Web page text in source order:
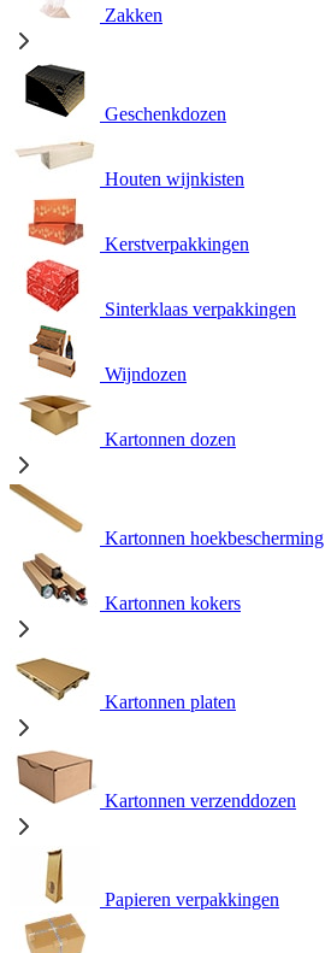
Zakken
Geschenkdozen
Houten wijnkisten
Kerstverpakkingen
Sinterklaas verpakkingen
Wijndozen
Kartonnen dozen
Kartonnen hoekbescherming
Kartonnen kokers
Kartonnen platen
Kartonnen verzenddozen
Papieren verpakkingen